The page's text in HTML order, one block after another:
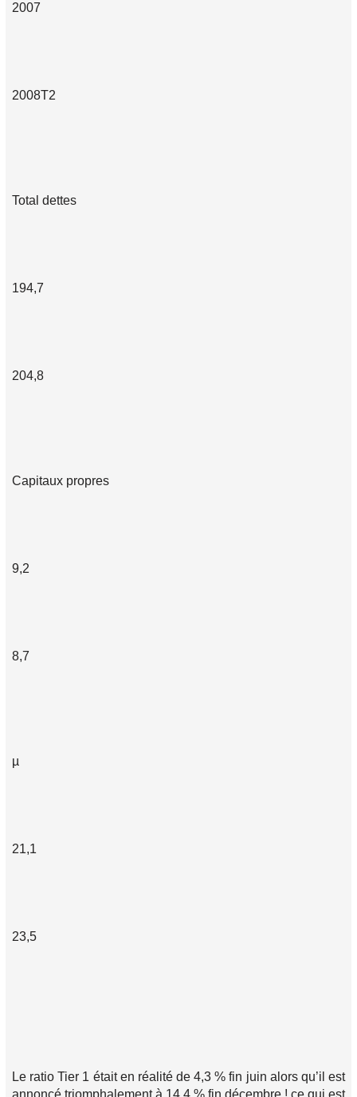
2007
2008T2
Total dettes
194,7
204,8
Capitaux propres
9,2
8,7
µ
21,1
23,5
Le ratio Tier 1 était en réalité de 4,3 % fin juin alors qu’il est
annoncé triomphalement à 14,4 % fin décembre ! ce qui est